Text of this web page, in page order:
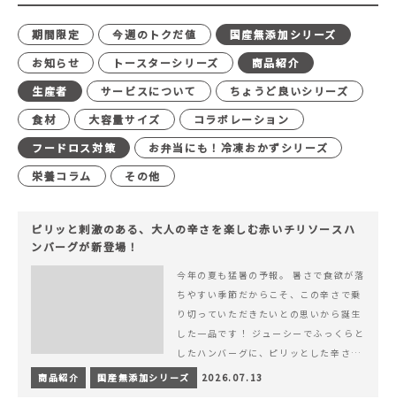
期間限定 今週のトクだ値
国産無添加シリーズ
お知らせ
トースターシリーズ
商品紹介
生産者
サービスについて
ちょうど良いシリーズ
食材
大容量サイズ
コラボレーション
フードロス対策
お弁当にも！冷凍おかずシリーズ
栄養コラム
その他
ピリッと刺激のある、大人の辛さを楽しむ赤いチリソースハ
ンバーグが新登場！
今年の夏も猛暑の予報。 暑さで食欲が落
ちやすい季節だからこそ、この辛さで乗
り切っていただきたいとの思いから誕生
した一品です！ ジューシーでふっくらと
したハンバーグに、ピリッとした辛さと
コク深い旨みが楽しめる特製チリソース
&hellip; 続きを読む ピリッと刺激のあ
商品紹介 国産無添加シリーズ 2026.07.13